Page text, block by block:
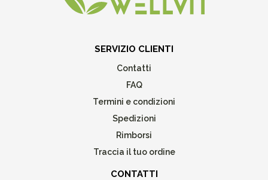
SERVIZIO CLIENTI
Contatti
FAQ
Termini e condizioni
Spedizioni
Rimborsi
Traccia il tuo ordine
CONTATTI